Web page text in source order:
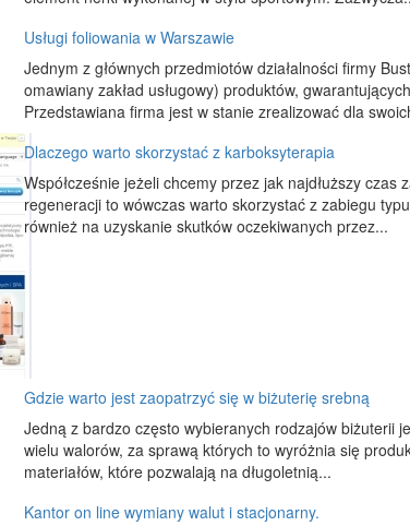
Usługi foliowania w Warszawie
Jednym z głównych przedmiotów działalności firmy
omawiany zakład usługowy) produktów,
Przedstawiana firma jest w stanie zrealizować dla
Dlaczego warto skorzystać z karboksyterapia
Współcześnie jeżeli chcemy przez jak najdłuższy
regeneracji to wówczas warto skorzystać z zabiegu
również na uzyskanie skutków oczekiwanych przez...
Gdzie warto jest zaopatrzyć się w biżuterię srebną
Jedną z bardzo często wybieranych rodzajów biżuterii
wielu walorów, za sprawą których to wyróżnia się
materiałów, które pozwalają na długoletnią...
Kantor on line wymiany walut i stacjonarny.